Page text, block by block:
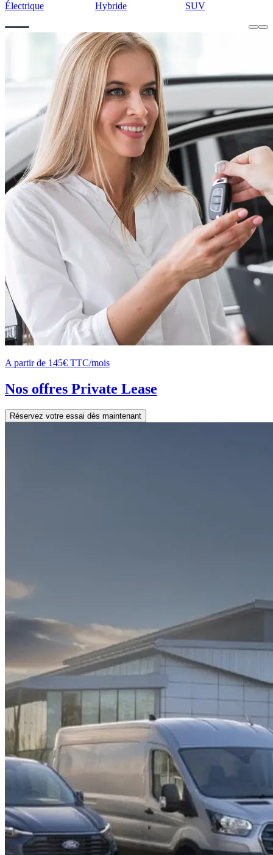
Électrique Hybride SUV
A partir de 145€ TTC/mois
Nos offres Private Lease
Réservez votre essai dès maintenant